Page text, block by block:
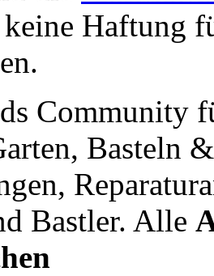
Haftung
Community
Basteln
Bastler. Alle